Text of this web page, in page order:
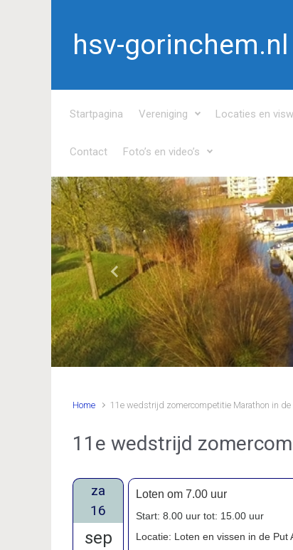
hsv-gorinchem.nl
Startpagina Vereniging Locaties en
Contact Foto’s en video’s
Vorige
Home 11e wedstrijd zomercompetitie Marathon in de
11e wedstrijd
za
16
sep
Loten om 7.00 uur
Start: 8.00 uur tot: 15.00 uur
Locatie: Loten en vissen in de Put